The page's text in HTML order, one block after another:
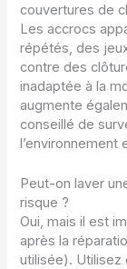
couvertures de
Les accrocs
répétés, des
contre des
inadaptée à la
augmente
conseillé de
l’environnement
Peut-on laver
risque ?
Oui, mais il est
après la
utilisée). Utilisez